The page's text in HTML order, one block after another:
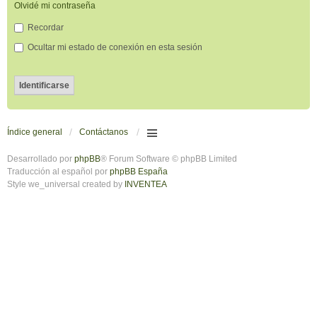
Olvidé mi contraseña
Recordar
Ocultar mi estado de conexión en esta sesión
Índice general Contáctanos
Desarrollado por phpBB® Forum Software © phpBB Limited
Traducción al español por phpBB España
Style we_universal created by INVENTEA